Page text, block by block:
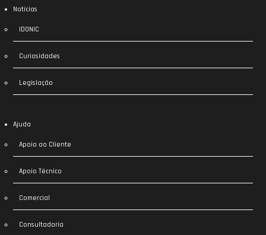
Notícias
IDONIC
Curiosidades
Legislação
Ajuda
Apoio ao Cliente
Apoio Técnico
Comercial
Consultadoria